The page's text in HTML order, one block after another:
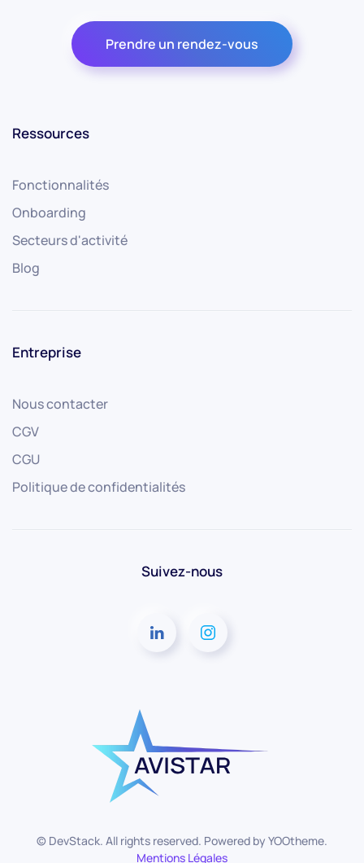
Prendre un rendez-vous
Ressources
Fonctionnalités
Onboarding
Secteurs d'activité
Blog
Entreprise
Nous contacter
CGV
CGU
Politique de confidentialités
Suivez-nous
© DevStack. All rights reserved. Powered by YOOtheme.
Mentions Légales